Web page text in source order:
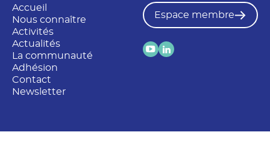
Accueil
Nous connaître
Activités
Actualités
La communauté
Adhésion
Contact
Newsletter
Espace membre